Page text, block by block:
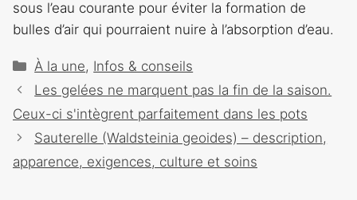
sous l’eau courante pour éviter la formation de
bulles d’air qui pourraient nuire à l’absorption d’eau.
Catégories
À la une, Infos & conseils
Navigation
des
Les gelées ne marquent pas la fin de la saison.
Ceux-ci s'intègrent parfaitement dans les pots
Sauterelle (Waldsteinia geoides) – description,
apparence, exigences, culture et soins